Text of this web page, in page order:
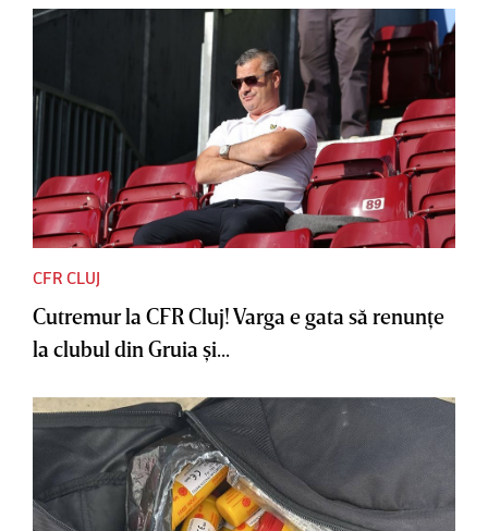
CFR CLUJ
Cutremur la CFR Cluj! Varga e gata să renunţe
la clubul din Gruia şi...